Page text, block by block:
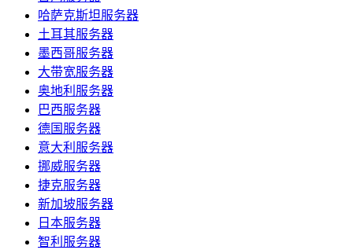
哈萨克斯坦服务器
土耳其服务器
墨西哥服务器
大带宽服务器
奥地利服务器
巴西服务器
德国服务器
意大利服务器
挪威服务器
捷克服务器
新加坡服务器
日本服务器
智利服务器